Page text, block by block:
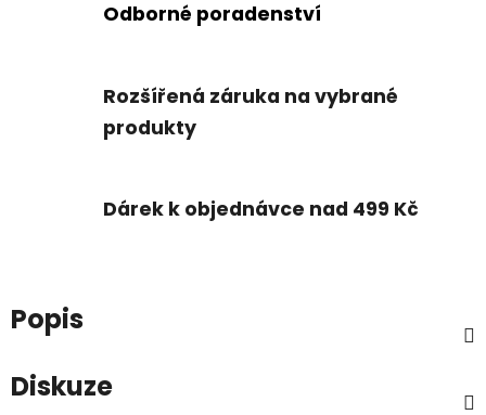
Odborné poradenství
Rozšířená záruka na vybrané
produkty
Dárek k objednávce nad 499 Kč
Popis
Diskuze